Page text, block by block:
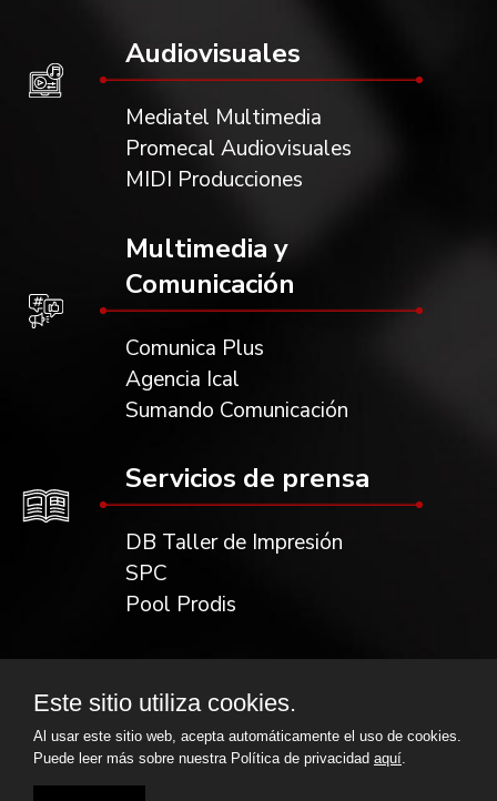
Audiovisuales
Mediatel Multimedia
Promecal Audiovisuales
MIDI Producciones
Multimedia y
Comunicación
Comunica Plus
Agencia Ical
Sumando Comunicación
Servicios de prensa
DB Taller de Impresión
SPC
Pool Prodis
Escrol
Este sitio utiliza cookies.
Al usar este sitio web, acepta automáticamente el uso de cookies.
Puede leer más sobre nuestra Política de privacidad aquí.